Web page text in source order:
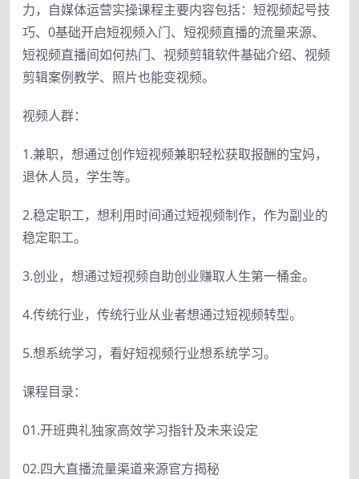
力，自媒体运营实操课程主要内容包括：短视频起号技
巧、0基础开启短视频入门、短视频直播的流量来源、
短视频直播间如何热门、视频剪辑软件基础介绍、视频
剪辑案例教学、照片也能变视频。
视频人群：
1.兼职，想通过创作短视频兼职轻松获取报酬的宝妈，
退休人员，学生等。
2.稳定职工，想利用时间通过短视频制作，作为副业的
稳定职工。
3.创业，想通过短视频自助创业赚取人生第一桶金。
4.传统行业，传统行业从业者想通过短视频转型。
5.想系统学习，看好短视频行业想系统学习。
课程目录：
01.开班典礼独家高效学习指针及未来设定
02.四大直播流量渠道来源官方揭秘